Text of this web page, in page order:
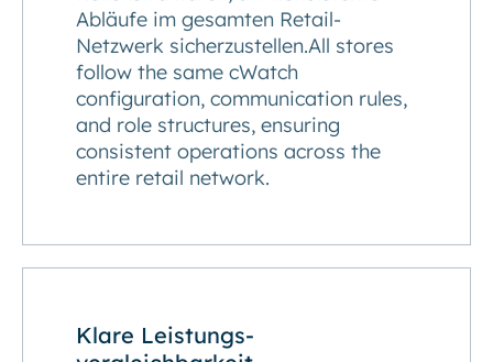
Abläufe im gesamten Retail-
Netzwerk sicherzustellen.All stores
follow the same cWatch
configuration, communication rules,
and role structures, ensuring
consistent operations across the
entire retail network.
Klare Leistungs­